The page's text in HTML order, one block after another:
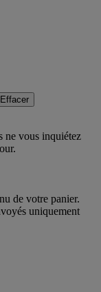
Effacer
ne vous inquiétez
de votre panier.
uniquement